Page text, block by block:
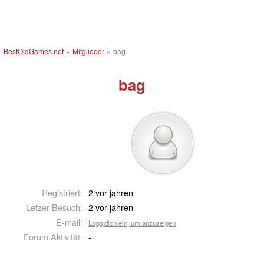
BestOldGames.net » Mitglieder » bag
bag
Registriert: 2 vor jahren
Letzer Besuch: 2 vor jahren
E-mail:
Logg dich ein, um anzuzeigen
Forum Aktivität: -